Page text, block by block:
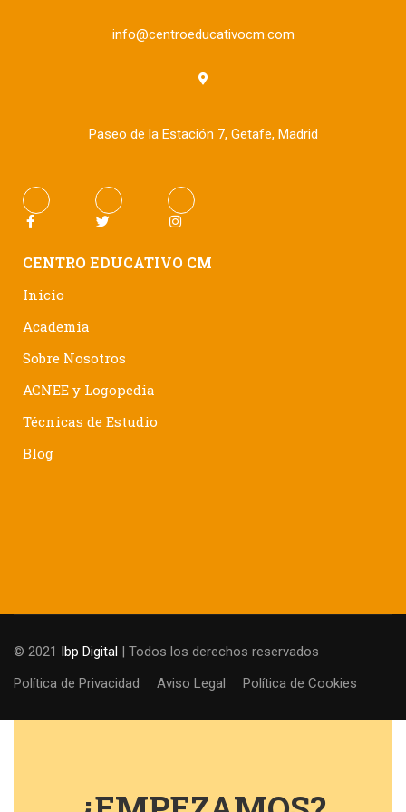
info@centroeducativocm.com
Paseo de la Estación 7, Getafe, Madrid
CENTRO EDUCATIVO CM
Inicio
Academia
Sobre Nosotros
ACNEE y Logopedia
Técnicas de Estudio
Blog
© 2021 Ibp Digital | Todos los derechos reservados
Política de Privacidad
Aviso Legal Política de Cookies